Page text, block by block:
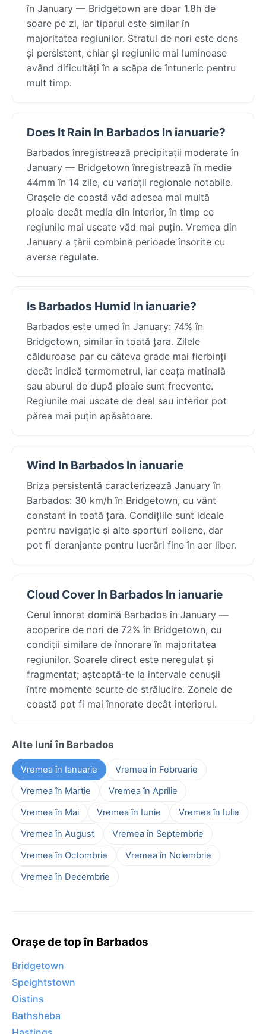
în January — Bridgetown are doar 1.8h de
soare pe zi, iar tiparul este similar în
majoritatea regiunilor. Stratul de nori este dens
și persistent, chiar și regiunile mai luminoase
având dificultăți în a scăpa de întuneric pentru
mult timp.
Does It Rain In Barbados In ianuarie?
Barbados înregistrează precipitații moderate în
January — Bridgetown înregistrează în medie
44mm în 14 zile, cu variații regionale notabile.
Orașele de coastă văd adesea mai multă
ploaie decât media din interior, în timp ce
regiunile mai uscate văd mai puțin. Vremea din
January a țării combină perioade însorite cu
averse regulate.
Is Barbados Humid In ianuarie?
Barbados este umed în January: 74% în
Bridgetown, similar în toată țara. Zilele
călduroase par cu câteva grade mai fierbinți
decât indică termometrul, iar ceața matinală
sau aburul de după ploaie sunt frecvente.
Regiunile mai uscate de deal sau interior pot
părea mai puțin apăsătoare.
Wind In Barbados In ianuarie
Briza persistentă caracterizează January în
Barbados: 30 km/h în Bridgetown, cu vânt
constant în toată țara. Condițiile sunt ideale
pentru navigație și alte sporturi eoliene, dar
pot fi deranjante pentru lucrări fine în aer liber.
Cloud Cover In Barbados In ianuarie
Cerul înnorat domină Barbados în January —
acoperire de nori de 72% în Bridgetown, cu
condiții similare de înnorare în majoritatea
regiunilor. Soarele direct este neregulat și
fragmentat; așteaptă-te la intervale cenușii
între momente scurte de strălucire. Zonele de
coastă pot fi mai înnorate decât interiorul.
Alte luni în Barbados
Vremea în Ianuarie
Vremea în Februarie
Vremea în Martie
Vremea în Aprilie
Vremea în Mai
Vremea în Iunie
Vremea în Iulie
Vremea în August
Vremea în Septembrie
Vremea în Octombrie
Vremea în Noiembrie
Vremea în Decembrie
Orașe de top în Barbados
Bridgetown
Speightstown
Oistins
Bathsheba